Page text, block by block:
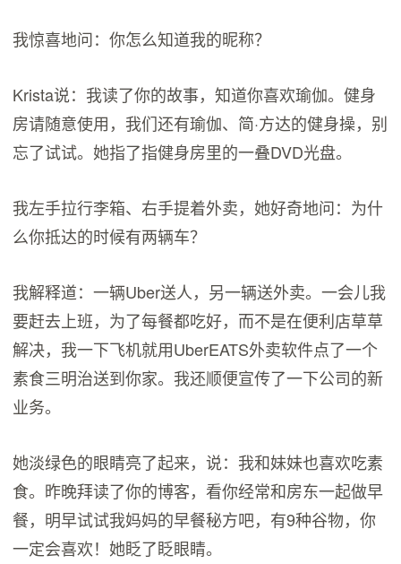
我惊喜地问：你怎么知道我的昵称？
Krista说：我读了你的故事，知道你喜欢瑜伽。健身
房请随意使用，我们还有瑜伽、简·方达的健身操，别
忘了试试。她指了指健身房里的一叠DVD光盘。
我左手拉行李箱、右手提着外卖，她好奇地问：为什
么你抵达的时候有两辆车？
我解释道：一辆Uber送人，另一辆送外卖。一会儿我
要赶去上班，为了每餐都吃好，而不是在便利店草草
解决，我一下飞机就用UberEATS外卖软件点了一个
素食三明治送到你家。我还顺便宣传了一下公司的新
业务。
她淡绿色的眼睛亮了起来，说：我和妹妹也喜欢吃素
食。昨晚拜读了你的博客，看你经常和房东一起做早
餐，明早试试我妈妈的早餐秘方吧，有9种谷物，你
一定会喜欢！她眨了眨眼睛。